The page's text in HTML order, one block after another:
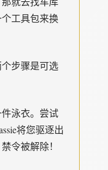
工具包来换
步骤是可选
泳衣。尝试
将您驱逐出
令被解除！